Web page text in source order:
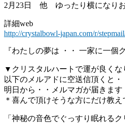
2月23日 他 ゆったり横になりお
詳細web
http://crystalbowl-japan.com/r/
『わたしの夢は ・・ 一家に一個
▼クリスタルハートで運が良くな
以下のメルアドに空送信頂くと・
明日から・・メルマガが届きます
＊喜んで頂けそうな方にだけ教え
「神秘の音色でぐっすり眠れる